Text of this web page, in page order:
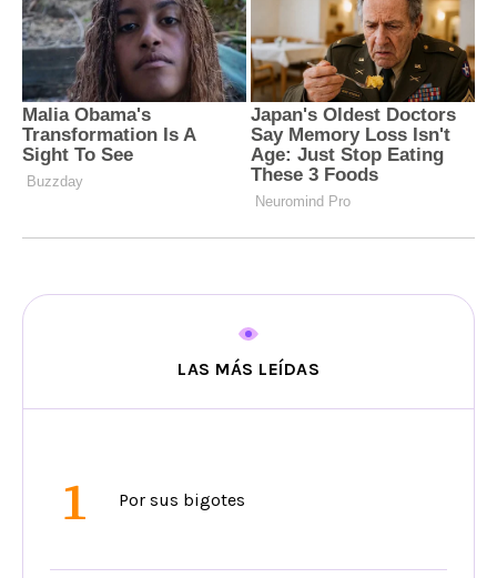
LAS MÁS LEÍDAS
1 Por sus bigotes